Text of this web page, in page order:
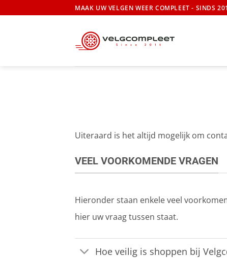
naar
MAAK UW VELGEN WEER COMPLEET - SINDS
Uiteraard is het altijd mogelijk om
VEEL VOORKOMENDE VRAGEN
Hieronder staan enkele veel
hier uw vraag tussen staat.
Hoe veilig is shoppen bij